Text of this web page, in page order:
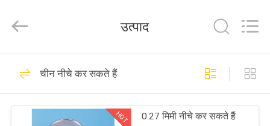
उत्पादों
Rights
by
प्लास्टिक खाद्य जार
86
उत्पाद
चीन नीचे कर सकते हैं
HOT 0.27 मिमी नीचे कर सकते हैं